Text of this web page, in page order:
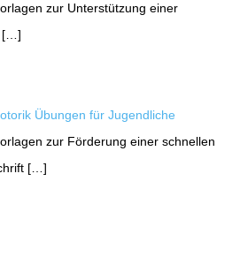
zur Unterstützung einer
[…]
Übungen für Jugendliche
zur Förderung einer schnellen
[…]